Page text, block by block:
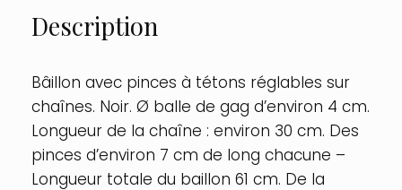
Description
Bâillon avec pinces à tétons réglables sur
chaînes. Noir. Ø balle de gag d’environ 4 cm.
Longueur de la chaîne : environ 30 cm. Des
pinces d’environ 7 cm de long chacune –
Longueur totale du baillon 61 cm. De la